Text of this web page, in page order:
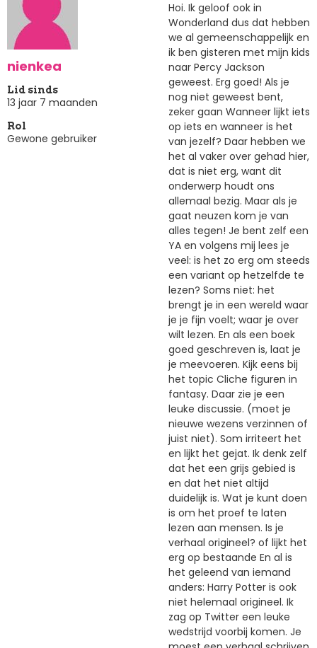
nienkea
Lid sinds
13 jaar 7 maanden
Rol
Gewone gebruiker
Hoi. Ik geloof ook in
Wonderland dus dat hebben
we al gemeenschappelijk en
ik ben gisteren met mijn kids
naar Percy Jackson
geweest. Erg goed! Als je
nog niet geweest bent,
zeker gaan Wanneer lijkt iets
op iets en wanneer is het
van jezelf? Daar hebben we
het al vaker over gehad hier,
dat is niet erg, want dit
onderwerp houdt ons
allemaal bezig. Maar als je
gaat neuzen kom je van
alles tegen! Je bent zelf een
YA en volgens mij lees je
veel: is het zo erg om steeds
een variant op hetzelfde te
lezen? Soms niet: het
brengt je in een wereld waar
je je fijn voelt; waar je over
wilt lezen. En als een boek
goed geschreven is, laat je
je meevoeren. Kijk eens bij
het topic Cliche figuren in
fantasy. Daar zie je een
leuke discussie. (moet je
nieuwe wezens verzinnen of
juist niet). Som irriteert het
en lijkt het gejat. Ik denk zelf
dat het een grijs gebied is
en dat het niet altijd
duidelijk is. Wat je kunt doen
is om het proef te laten
lezen aan mensen. Is je
verhaal origineel? of lijkt het
erg op bestaande En al is
het geleend van iemand
anders: Harry Potter is ook
niet helemaal origineel. Ik
zag op Twitter een leuke
wedstrijd voorbij komen. Je